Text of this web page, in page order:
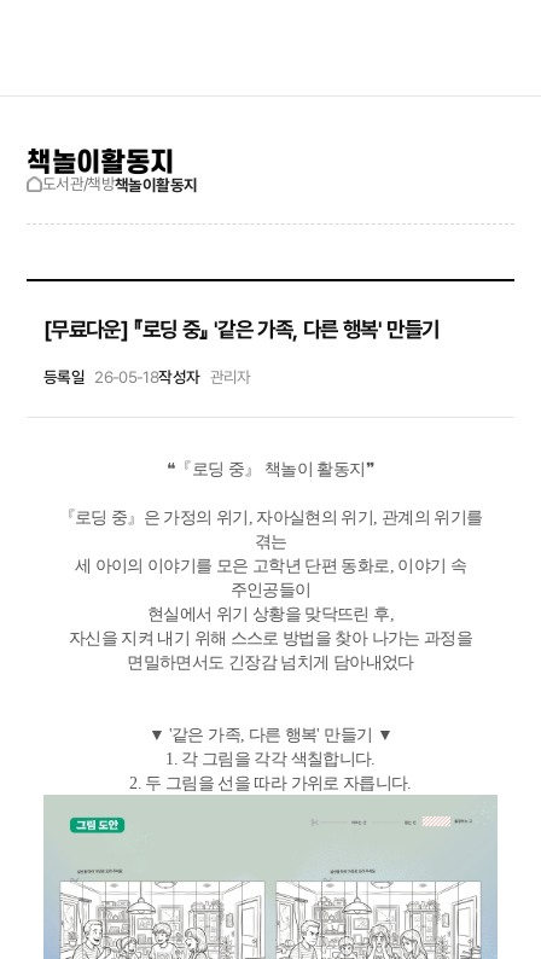
책놀이활동지
도서관/책방책놀이활동지
[무료다운] 『로딩 중』 '같은 가족, 다른 행복' 만들기
등록일 26-05-18작성자 관리자
❝『로딩 중』 책놀이 활동지❞
『로딩 중』은 가정의 위기, 자아실현의 위기, 관계의 위기를
겪는
세 아이의 이야기를 모은 고학년 단편 동화로, 이야기 속
주인공들이
현실에서 위기 상황을 맞닥뜨린 후,
자신을 지켜 내기 위해 스스로 방법을 찾아 나가는 과정을
면밀하면서도 긴장감 넘치게 담아내었다
▼ '같은 가족, 다른 행복' 만들기 ▼
1. 각 그림을 각각 색칠합니다.
2. 두 그림을 선을 따라 가위로 자릅니다.